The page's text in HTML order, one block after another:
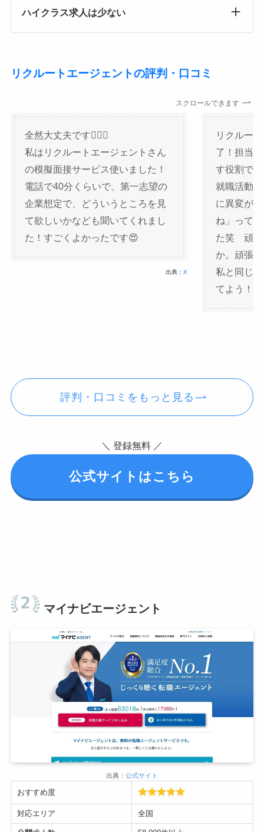
ハイクラス求人は少ない
リクルートエージェントの評判・口コミ
スクロールできます
全然大丈夫です🙆‍♀️✨
私はリクルートエージェントさん
の模擬面接サービス使いました！
電話で40分くらいで、第一志望の
企業想定で、どういうところを見
て欲しいかなども聞いてくれまし
た！すごくよかったです😍
出典： X
リクルー
了！担当
す役割で
就職活動
に異変が
ね」って
た笑 頑張
か。頑張
私と同じ
てよう！
評判・口コミをもっと見る
＼ 登録無料 ／
公式サイトはこちら
マイナビエージェント
出典： 公式サイト
おすすめ度
対応エリア 全国